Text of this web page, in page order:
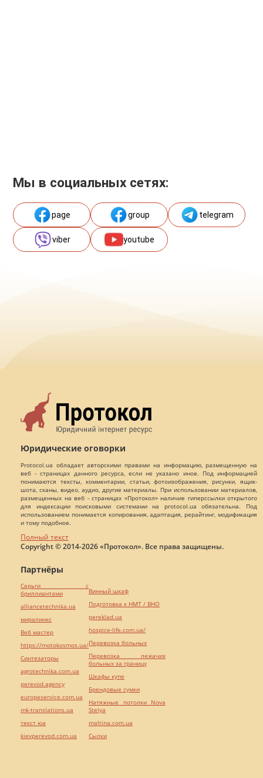
Мы в социальных сетях:
page group telegram
viber youtube
Юридические оговорки
Protocol.ua обладает авторскими правами на информацию, размещенную на
веб - страницах данного ресурса, если не указано иное. Под информацией
понимаются тексты, комментарии, статьи, фотоизображения, рисунки, ящик-
шота, сканы, видео, аудио, другие материалы. При использовании материалов,
размещенных на веб - страницах «Протокол» наличие гиперссылки открытого
для индексации поисковыми системами на protocol.ua обязательна. Под
использованием понимается копирования, адаптация, рерайтинг, модификация
и тому подобное.
Полный текст
Copyright © 2014-2026 «Протокол». Все права защищены.
Партнёры
Серьги с
бриллиантами
alliancetechnika.ua
миралинкс
Веб мастер
https://motokosmos.ua/
Синтезаторы
agrotechnika.com.ua
perevod.agency
europeservice.com.ua
mk-translations.ua
текст юа
kievperevod.com.ua
Винный шкаф
Подготовка к НМТ / ВНО
pereklad.ua
hospice-life.com.ua/
Перевозка больных
Перевозка лежачих
больных за границу
Шкафы купе
Брендовые сумки
Натяжные потолки Nova
Stelya
maltina.com.ua
Cылки